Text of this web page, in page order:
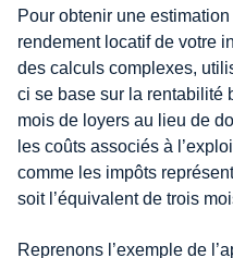
Pour obtenir une
rendement locatif de votre
des calculs complexes,
ci se base sur la rentabilité
mois de loyers au lieu de
les coûts associés à
comme les impôts
soit l’équivalent de trois
Reprenons l’exemple de